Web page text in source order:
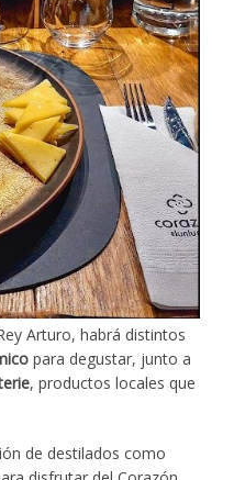
Arturo, habrá distintos
para degustar, junto a
, productos locales que
de destilados como